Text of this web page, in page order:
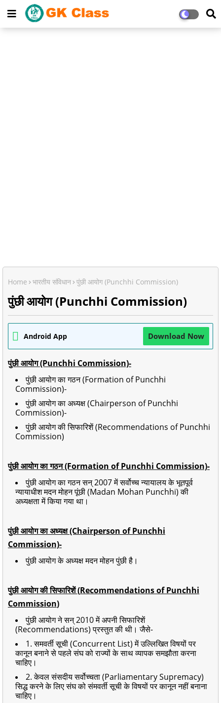
Home भारतीय संविधान पुंछी आयोग (Punchhi Commission)
पुंछी आयोग (Punchhi Commission)
Android App Download Now
पुंछी आयोग (Punchhi Commission)-
पुंछी आयोग का गठन (Formation of Punchhi
Commission)-
पुंछी आयोग का अध्यक्ष (Chairperson of Punchhi
Commission)-
पुंछी आयोग की सिफारिशें (Recommendations of Punchhi
Commission)
पुंछी आयोग का गठन (Formation of Punchhi Commission)-
पुंछी आयोग कागठन सन् 2007 में सर्वोच्च न्यायालय के भूतपूर्व
न्यायाधीश मदन मोहन पूंछी (Madan Mohan Punchhi) की
अध्यक्षता में किया गया था।
पुंछी आयोग का अध्यक्ष (Chairperson of Punchhi
Commission)-
पुंछी आयोग के अध्यक्ष मदन मोहन पुंछी है।
पुंछी आयोग की सिफारिशें (Recommendations of Punchhi
Commission)
पुंछी आयोग ने सन् 2010 में अपनी सिफारिशें
(Recommendations) प्रस्तुत की थी। जैसे-
1. समवर्ती सूची (Concurrent List) में उल्लिखित विषयों पर
कानून बनाने से पहले संघ को राज्यों के साथ व्यापक समझौता करना
चाहिए।
2. केवल संसदीय सर्वोच्चता (Parliamentary Supremacy)
सिद्ध करने के लिए संघ को संमवर्ती सूची के विषयों पर कानून नहीं बनाना
चाहिए।